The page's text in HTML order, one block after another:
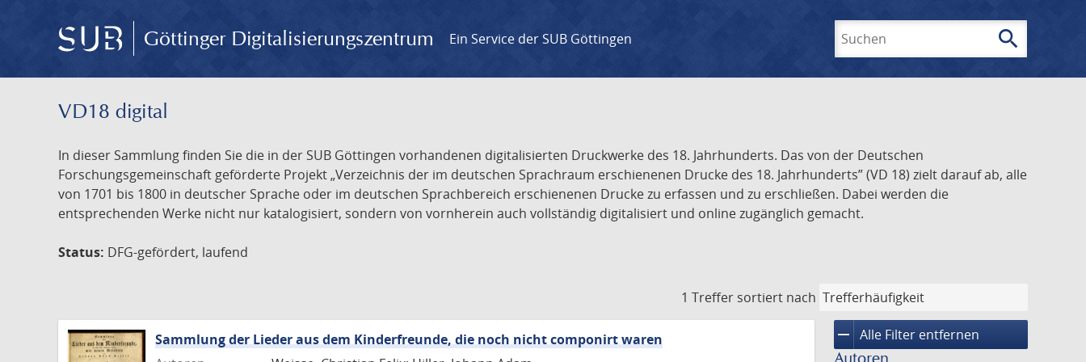
Göttinger Digitalisierungszentrum Ein Service der SUB Göttingen search
VD18 digital
In dieser Sammlung finden Sie die in der SUB Göttingen vorhandenen digitalisierten Druckwerke des 18. Jahrhunderts. Das von der Deutschen
Forschungsgemeinschaft geförderte Projekt „Verzeichnis der im deutschen Sprachraum erschienenen Drucke des 18. Jahrhunderts” (VD 18) zielt darauf ab, alle
von 1701 bis 1800 in deutscher Sprache oder im deutschen Sprachbereich erschienenen Drucke zu erfassen und zu erschließen. Dabei werden die
entsprechenden Werke nicht nur katalogisiert, sondern von vornherein auch vollständig digitalisiert und online zugänglich gemacht.
Status: DFG-gefördert, laufend
1 Treffer sortiert nach
remove Alle Filter entfernen
Sammlung der Lieder aus dem Kinderfreunde, die noch nicht componirt waren